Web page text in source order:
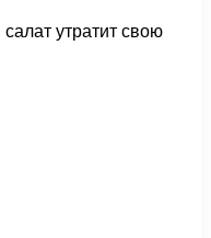
утратит свою